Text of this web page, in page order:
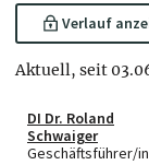
Verlauf
Aktuell, seit
DI Dr. Roland
Schwaiger
Geschäftsführer/in